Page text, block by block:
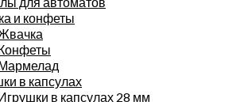
и конфеты
в капсулах
в капсулах 28 мм